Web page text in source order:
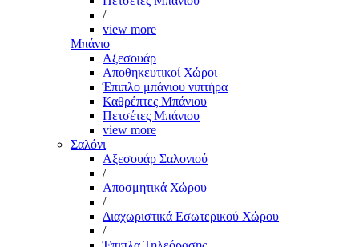
/
view more
Μπάνιο
Αξεσουάρ
Αποθηκευτικοί Χώροι
Έπιπλο μπάνιου νιπτήρα
Καθρέπτες Μπάνιου
Πετσέτες Μπάνιου
view more
Σαλόνι
Αξεσουάρ Σαλονιού
/
Αποσμητικά Χώρου
/
Διαχωριστικά Εσωτερικού Χώρου
/